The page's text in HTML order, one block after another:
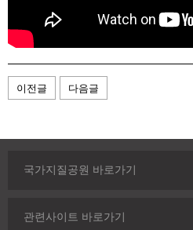
이전글 다음글
국가지질공원 바로가기
관련사이트 바로가기